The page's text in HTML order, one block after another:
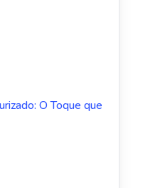
O Toque que